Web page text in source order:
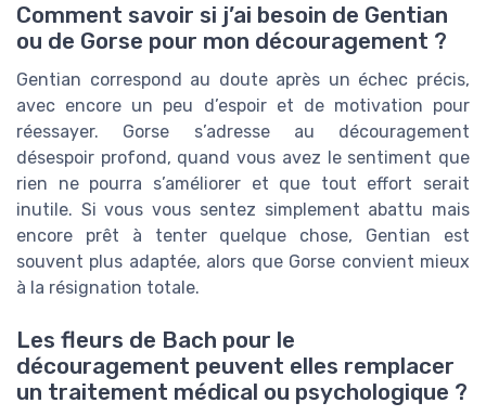
Comment savoir si j’ai besoin de Gentian
ou de Gorse pour mon découragement ?
Gentian correspond au doute après un échec précis,
avec encore un peu d’espoir et de motivation pour
réessayer. Gorse s’adresse au découragement
désespoir profond, quand vous avez le sentiment que
rien ne pourra s’améliorer et que tout effort serait
inutile. Si vous vous sentez simplement abattu mais
encore prêt à tenter quelque chose, Gentian est
souvent plus adaptée, alors que Gorse convient mieux
à la résignation totale.
Les fleurs de Bach pour le
découragement peuvent elles remplacer
un traitement médical ou psychologique ?